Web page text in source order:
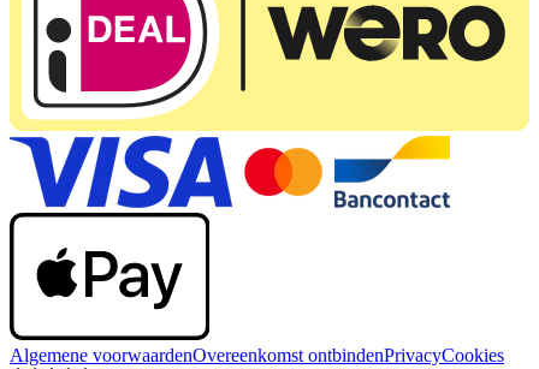
Algemene voorwaardenOvereenkomst ontbindenPrivacyCookies